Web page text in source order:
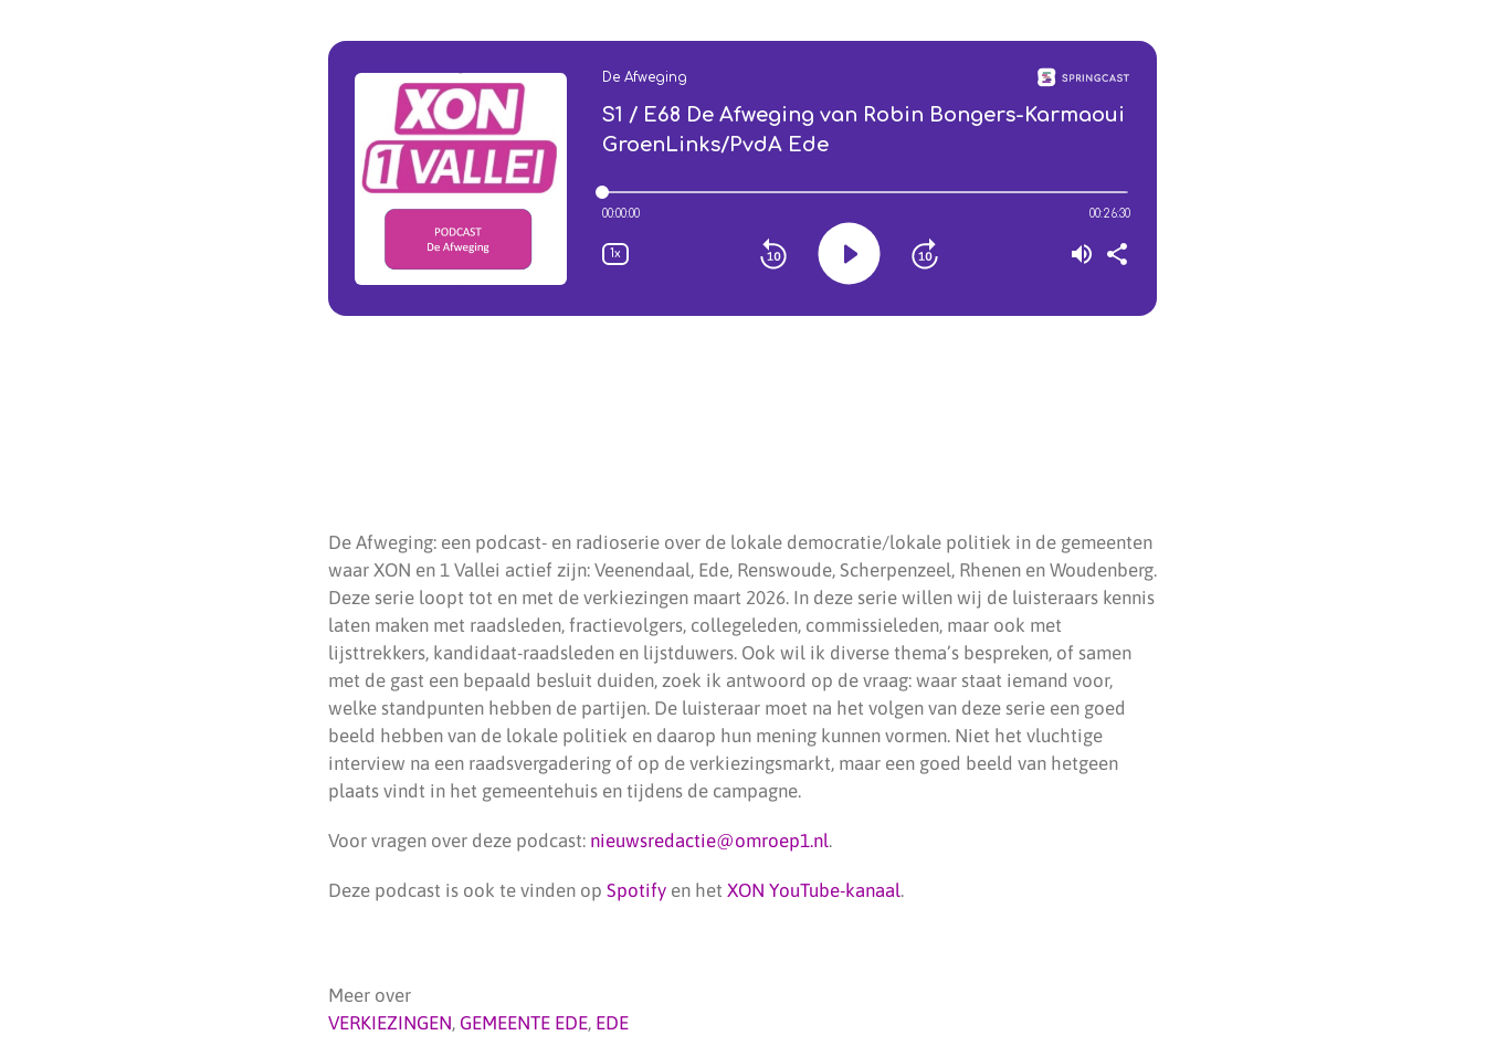
De Afweging: een podcast- en radioserie over de lokale democratie/lokale politiek in de gemeenten
waar XON en 1 Vallei actief zijn: Veenendaal, Ede, Renswoude, Scherpenzeel, Rhenen en Woudenberg.
Deze serie loopt tot en met de verkiezingen maart 2026. In deze serie willen wij de luisteraars kennis
laten maken met raadsleden, fractievolgers, collegeleden, commissieleden, maar ook met
lijsttrekkers, kandidaat-raadsleden en lijstduwers. Ook wil ik diverse thema’s bespreken, of samen
met de gast een bepaald besluit duiden, zoek ik antwoord op de vraag: waar staat iemand voor,
welke standpunten hebben de partijen. De luisteraar moet na het volgen van deze serie een goed
beeld hebben van de lokale politiek en daarop hun mening kunnen vormen. Niet het vluchtige
interview na een raadsvergadering of op de verkiezingsmarkt, maar een goed beeld van hetgeen
plaats vindt in het gemeentehuis en tijdens de campagne.
Voor vragen over deze podcast: nieuwsredactie@omroep1.nl.
Deze podcast is ook te vinden op Spotify en het XON YouTube-kanaal.
Meer over
VERKIEZINGEN, GEMEENTE EDE, EDE